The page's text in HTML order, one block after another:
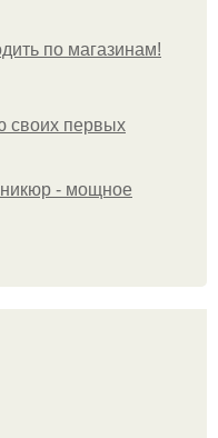
по магазинам!
своих первых
- мощное